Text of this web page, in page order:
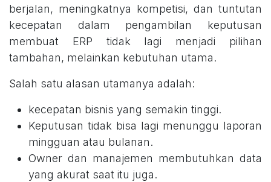
berjalan, meningkatnya kompetisi, dan tuntutan
kecepatan dalam pengambilan keputusan
membuat ERP tidak lagi menjadi pilihan
tambahan, melainkan kebutuhan utama.
Salah satu alasan utamanya adalah:
kecepatan bisnis yang semakin tinggi.
Keputusan tidak bisa lagi menunggu laporan
mingguan atau bulanan.
Owner dan manajemen membutuhkan data
yang akurat saat itu juga.